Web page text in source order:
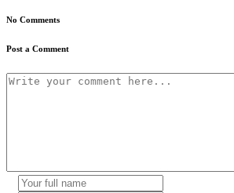
No Comments
Post a Comment